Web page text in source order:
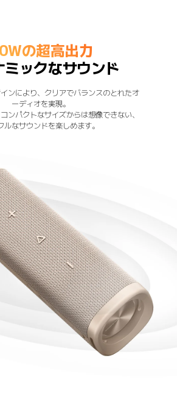
の超高出力
ミックなサウンド
ンにより、クリアでバランスのとれたオ
ーディオを実現。
ンパクトなサイズからは想像できない、
ルなサウンドを楽しめます。